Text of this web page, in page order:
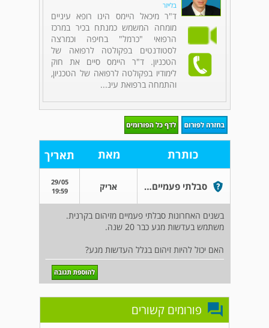
בלייזר
ד"ר מיכאל היימס הינו רופא עיניים
מומחה המשמש כמנתח בכיר במרכז
הרפואי "כרמל" בחיפה וכמרצה
לסטודנטים בפקולטה לרפואה של
הטכניון. ד"ר היימס סיים את חוק
לימודיו בפקולטה לרפואה של הטכניון,
והתמחה ברפואת עינ...
כותרת מאת תאריך
סבלתי פעמיים מזיהום בקרנית אריק
29/05
19:59
בשנים האחרונות סבלתי פעמיים מזיהום בקרנית.
משתמש בעדשות מגע כבר 20 שנה.
האם יכול להיות זיהום בגלל העדשות מגע?
פורומים קשורים